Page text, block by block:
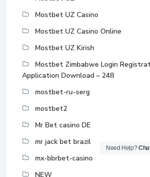
Mostbet UZ Casino
Mostbet UZ Casino Online
Mostbet UZ Kirish
Mostbet Zimbabwe Login
Application Download – 248
mostbet-ru-serg
mostbet2
Mr Bet casino DE
mr jack bet brazil
mx-bbrbet-casino
NEW
Need Help?